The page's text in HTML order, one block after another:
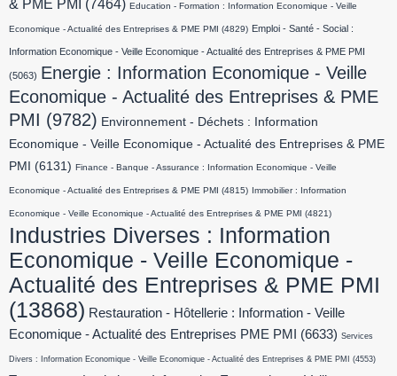
& PME PMI
(7464) Education - Formation : Information Economique - Veille
Economique - Actualité des Entreprises & PME PMI (4829) Emploi - Santé - Social :
Information Economique - Veille Economique - Actualité des Entreprises & PME PMI
(5063) Energie : Information Economique - Veille
Economique - Actualité des Entreprises & PME
PMI (9782) Environnement - Déchets : Information
Economique - Veille Economique - Actualité des Entreprises & PME
PMI
(6131) Finance - Banque - Assurance : Information Economique - Veille
Economique - Actualité des Entreprises & PME PMI (4815) Immobilier : Information
Economique - Veille Economique - Actualité des Entreprises & PME PMI (4821)
Industries Diverses : Information
Economique - Veille Economique -
Actualité des Entreprises & PME PMI
(13868) Restauration - Hôtellerie : Information - Veille
Economique - Actualité des Entreprises PME PMI
(6633) Services
Divers : Information Economique - Veille Economique - Actualité des Entreprises & PME PMI (4553)